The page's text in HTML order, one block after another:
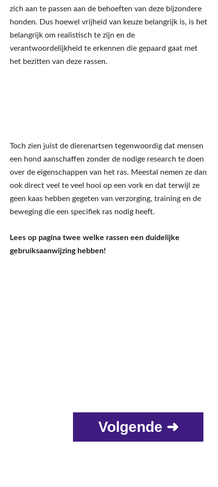
zich aan te passen aan de behoeften van deze bijzondere
honden. Dus hoewel vrijheid van keuze belangrijk is, is het
belangrijk om realistisch te zijn en de
verantwoordelijkheid te erkennen die gepaard gaat met
het bezitten van deze rassen.
Toch zien juist de dierenartsen tegenwoordig dat mensen
een hond aanschaffen zonder de nodige research te doen
over de eigenschappen van het ras. Meestal nemen ze dan
ook direct veel te veel hooi op een vork en dat terwijl ze
geen kaas hebben gegeten van verzorging, training en de
beweging die een specifiek ras nodig heeft.
Lees op pagina twee welke rassen een duidelijke
gebruiksaanwijzing hebben!
Volgende ➜